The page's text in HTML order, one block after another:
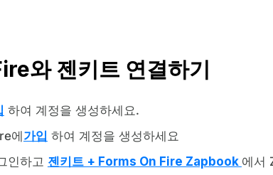
와 젠키트 연결하기
하여 계정을 생성하세요.
에가입 하여 계정을 생성하세요
인하고 젠키트 + Forms On Fire Zapbook 에서